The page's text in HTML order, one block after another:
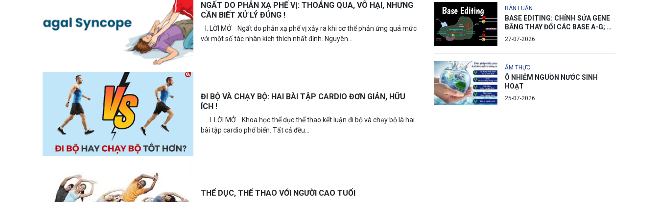
NGẤT DO PHẢN XẠ PHẾ VỊ: THOÁNG QUA, VÔ HẠI, NHƯNG
CẦN BIẾT XỬ LÝ ĐÚNG !
I. LỜI MỞ Ngất do phản xạ phế vị xảy ra khi cơ thể phản ứng quá mức
với một số tác nhân kích thích nhất định. Nguyên...
ĐI BỘ VÀ CHẠY BỘ: HAI BÀI TẬP CARDIO ĐƠN GIẢN, HỮU
ÍCH !
I. LỜI MỞ Khoa học thể dục thể thao kết luận đi bộ và chạy bộ là hai
bài tập cardio phổ biến. Tất cả đều...
THỂ DỤC, THỂ THAO VỚI NGƯỜI CAO TUỔI
BÀN LUẬN
BASE EDITING: CHỈNH SỬA GENE
BẰNG THAY ĐỔI CÁC BASE A-G; C-
T
27-07-2026
ẨM THỰC
Ô NHIỄM NGUỒN NƯỚC SINH
HOẠT
25-07-2026